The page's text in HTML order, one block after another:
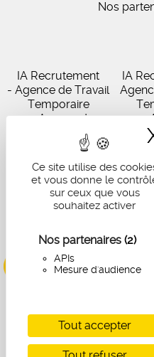
Ce site utilise des
et vous donne le
sur ceux que vous
souhaitez activer
Nos partenaires (2)
APIs
Mesure d'audience
Tout accepter
Nos
IA Recrutement
- Agence de Travail
Temporaire
27 Avenue de
Virecourt, 33370
Artigues-près-
Bordeaux
05 56 67 48 57
Offres d'emploi -
Recrutement -
IA
102
05